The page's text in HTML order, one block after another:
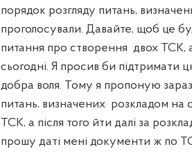
порядок розгляду питань,
проголосували. Давайте, щоб це
питання про створення двох ТСК,
сьогодні. Я просив би підтримати
добра воля. Тому я пропоную
питань, визначених розкладом на
ТСК, а після того йти далі за
прошу даті мені документи ж по